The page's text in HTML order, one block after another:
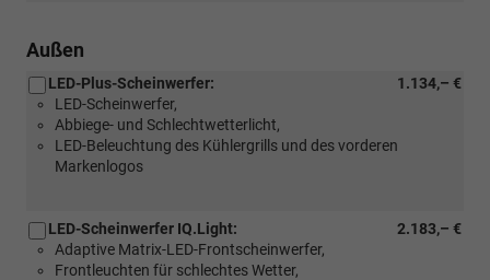
Angebotspaket
"Komfort")
Außen
1.134,– €
LED-Plus-Scheinwerfer:
LED-Scheinwerfer,
Abbiege- und Schlechtwetterlicht,
LED-Beleuchtung des Kühlergrills und des vorderen
Markenlogos
2.183,– €
LED-Scheinwerfer IQ.Light:
Adaptive Matrix-LED-Frontscheinwerfer,
Frontleuchten für schlechtes Wetter,